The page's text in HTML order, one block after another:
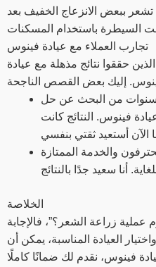
تشعر ببعض الانزعاج الخفيف بعد
تجارب العملاء مع عيادة فينوس
حققوا نتائج مذهلة مع عيادة
سنوات من البحث عن حل
فينوس. النتائج كانت
والخدمة الممتازة
الخلاصة
زراعة الشعر؟”، فالإجابة
العيادة المناسبة، يمكن أن
فينوس، نقدم لك ضمانًا كاملًا